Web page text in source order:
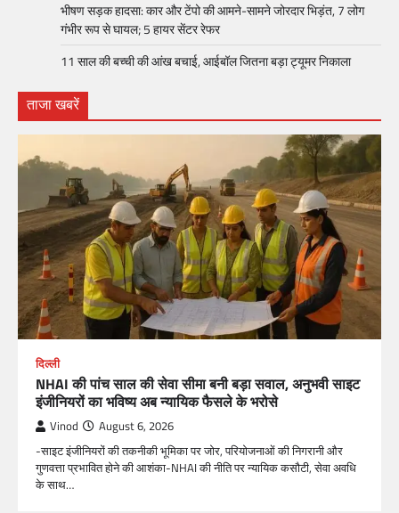
भीषण सड़क हादसा: कार और टेंपो की आमने-सामने जोरदार भिड़ंत, 7 लोग
गंभीर रूप से घायल; 5 हायर सेंटर रेफर​
11 साल की बच्ची की आंख बचाई, आईबॉल जितना बड़ा ट्यूमर निकाला
ताजा खबरें
दिल्ली
NHAI की पांच साल की सेवा सीमा बनी बड़ा सवाल, अनुभवी साइट
इंजीनियरों का भविष्य अब न्यायिक फैसले के भरोसे
Vinod August 6, 2026
-साइट इंजीनियरों की तकनीकी भूमिका पर जोर, परियोजनाओं की निगरानी और
गुणवत्ता प्रभावित होने की आशंका-NHAI की नीति पर न्यायिक कसौटी, सेवा अवधि
के साथ…